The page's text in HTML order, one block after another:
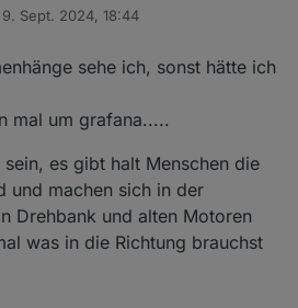
sehe da keinen direkten
zum iobroker.
sieht ja offenbar eh keine
was wichtige Updates
Stand, das gilt auch für Grafana.
separaten Thread auf und poste da
von
9. Sept. 2024, 18:44
von
sehe ich, sonst hätte ich
mal um grafana.....
es gibt halt Menschen die
und machen sich in der
Drehbank und alten Motoren
was in die Richtung brauchst